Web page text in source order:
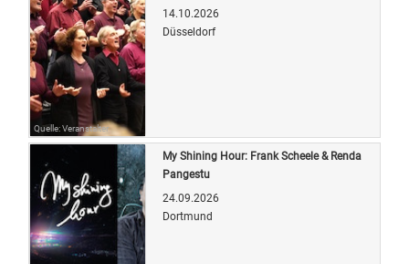
Quelle: Veranstalter
14.10.2026
Düsseldorf
My Shining Hour: Frank Scheele & Renda
Pangestu
24.09.2026
Dortmund